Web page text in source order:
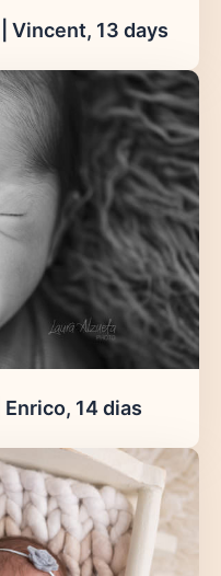
Vincent, 13 days
14 dias